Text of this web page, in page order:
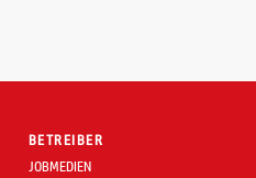
BETREIBER
JOBMEDIEN